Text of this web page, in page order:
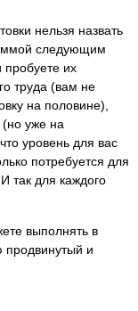
нельзя назвать
следующим
пробуете их
труда (вам не
на половине),
уже на
уровень для вас
потребуется для
так для каждого
выполнять в
и